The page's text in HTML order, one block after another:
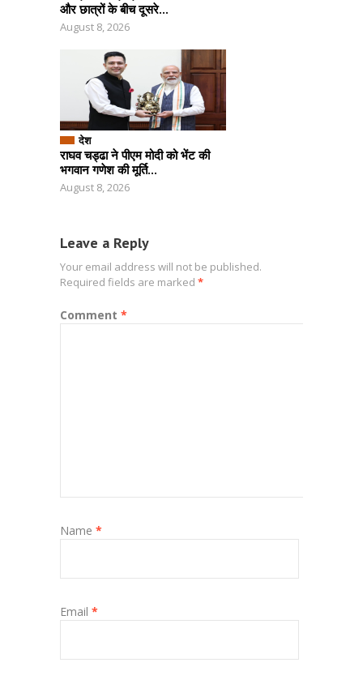
और छात्रों के बीच दूसरे...
August 8, 2026
देश
राघव चड्ढा ने पीएम मोदी को भेंट की
भगवान गणेश की मूर्ति...
August 8, 2026
Leave a Reply
Your email address will not be published.
Required fields are marked *
Comment *
Name *
Email *